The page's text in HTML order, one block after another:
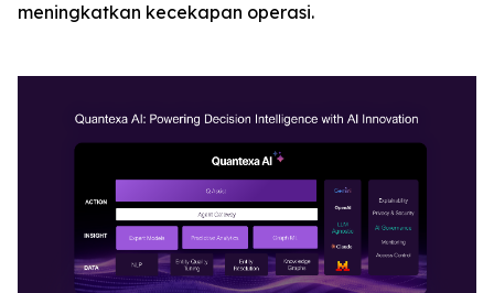
meningkatkan kecekapan operasi.